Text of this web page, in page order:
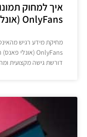
איך למחוק
OnlyFans (אונלי פאנס)
מחיקת מידע רגיש
דורשת גישה מקצועית